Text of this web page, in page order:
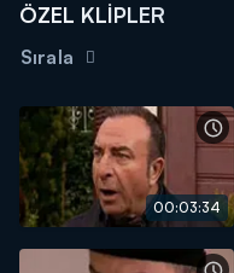
ÖZEL KLİPLER
Sırala
00:03:34